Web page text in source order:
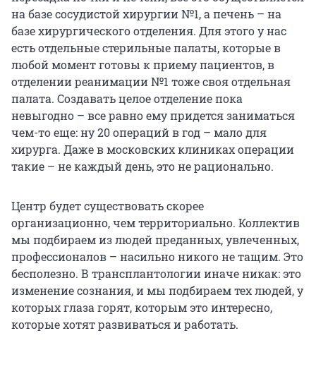
на базе сосудистой хирургии №1, а печень – на
базе хирургического отделения. Для этого у нас
есть отдельные стерильные палаты, которые в
любой момент готовы к приему пациентов, в
отделении реанимации №1 тоже своя отдельная
палата. Создавать целое отделение пока
невыгодно – все равно ему придется заниматься
чем-то еще: ну 20 операций в год – мало для
хирурга. Даже в московских клиниках операции
такие – не каждый день, это не рационально.
Центр будет существовать скорее
организационно, чем территориально. Коллектив
мы подбираем из людей преданных, увлеченных,
профессионалов – насильно никого не тащим. Это
бесполезно. В трансплантологии иначе никак: это
изменение сознания, и мы подбираем тех людей, у
которых глаза горят, которым это интересно,
которые хотят развиваться и работать.